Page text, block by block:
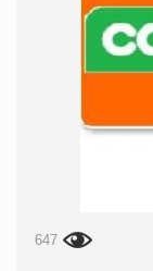
647